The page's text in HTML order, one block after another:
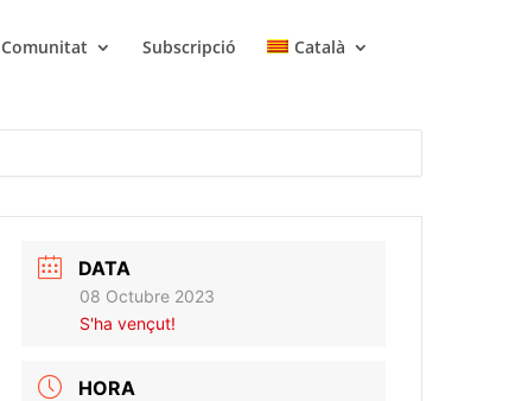
Comunitat Subscripció Català
DATA
08 Octubre 2023
S'ha vençut!
HORA